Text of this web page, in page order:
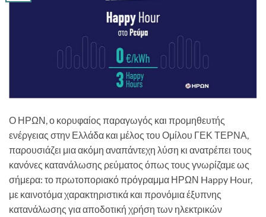
Ο ΗΡΩΝ, ο κορυφαίος παραγωγός και προμηθευτής
ενέργειας στην Ελλάδα και μέλος του Ομίλου ΓΕΚ ΤΕΡΝΑ,
παρουσιάζει μια ακόμη αναπάντεχη λύση κι ανατρέπει τους
κανόνες κατανάλωσης ρεύματος όπως τους γνωρίζαμε ως
σήμερα: το πρωτοποριακό πρόγραμμα ΗΡΩΝ Happy Hour,
με καινοτόμα χαρακτηριστικά και προνόμια έξυπνης
κατανάλωσης για αποδοτική χρήση των ηλεκτρικών